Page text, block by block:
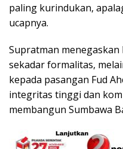
paling kurindukan,
ucapnya.
Supratman
sekadar formalitas,
kepada pasangan Fud
integritas tinggi dan
membangun Sumbawa